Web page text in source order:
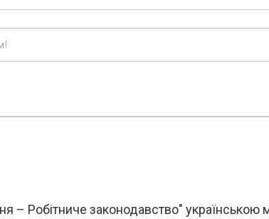
– Робітниче законодавство" українською